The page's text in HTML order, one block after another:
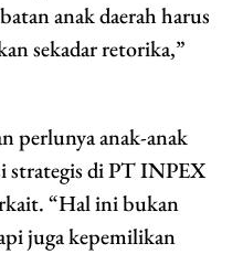
anak daerah harus
sekadar retorika,”
perlunya anak-anak
strategis di PT INPEX
“Hal ini bukan
juga kepemilikan